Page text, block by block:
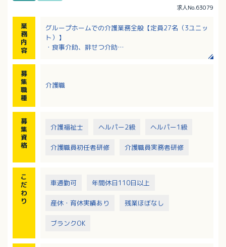
求人No.63079
業
務
内
容
グループホームでの介護業務全般【定員27名（3ユニッ
ト）】
・食事介助、排せつ介助
・洗濯、掃除などの生活支援
募
集
職
種
介護職
募
集
資
格
介護福祉士 ヘルパー2級 ヘルパー1級
介護職員初任者研修 介護職員実務者研修
こ
だ
わ
り
車通勤可 年間休日110日以上
産休・育休実績あり 残業ほぼなし
ブランクOK